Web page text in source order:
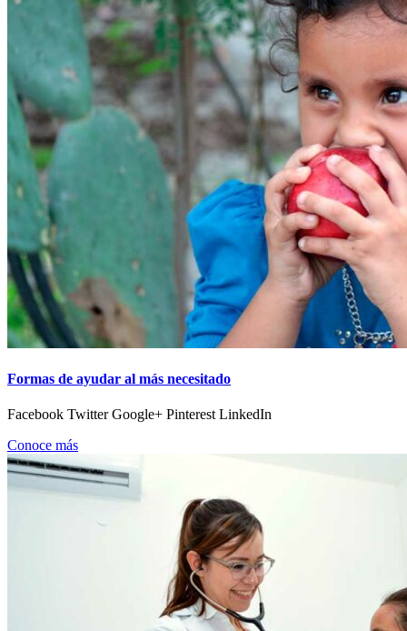
Formas de ayudar al más necesitado
Facebook Twitter Google+ Pinterest LinkedIn
Conoce más